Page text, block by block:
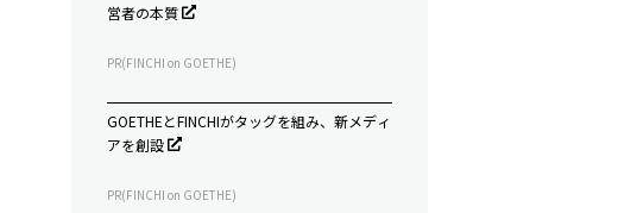
営者の本質
PR(FINCHI on GOETHE)
GOETHEとFINCHIがタッグを組み、新メディ
アを創設
PR(FINCHI on GOETHE)